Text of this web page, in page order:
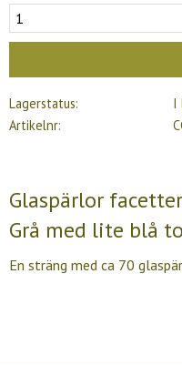
Lagerstatus
I
Artikelnr
Glaspärlor
Grå med lite blå
En sträng med ca 70